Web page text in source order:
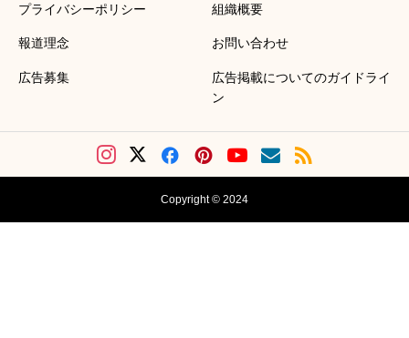
プライバシーポリシー 組織概要
報道理念 お問い合わせ
広告募集
広告掲載についてのガイドライ
ン
Copyright © 2024